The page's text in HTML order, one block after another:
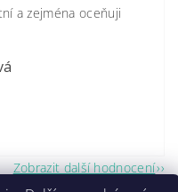
a zejména oceňuji
Zobrazit další hodnocení